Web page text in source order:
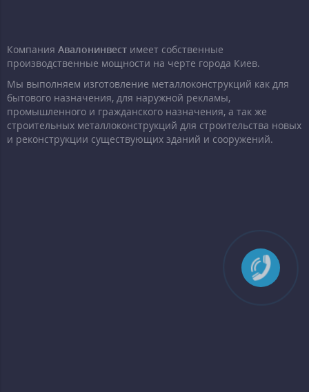
Компания Авалонинвест имеет собственные
производственные мощности на черте города Киев.
Мы выполняем изготовление металлоконструкций как для
бытового назначения, для наружной рекламы,
промышленного и гражданского назначения, а так же
строительных металлоконструкций для строительства новых
и реконструкции существующих зданий и сооружений.